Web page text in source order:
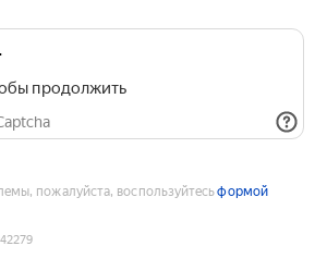
продолжить
пожалуйста, воспользуйтесьформой